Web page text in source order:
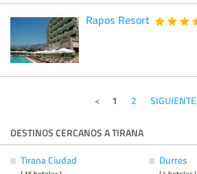
Rapos Resort
1 2 SIGUIENTE
DESTINOS CERCANOS A TIRANA
Tirana Ciudad Durres